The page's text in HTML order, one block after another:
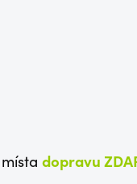
dopravu